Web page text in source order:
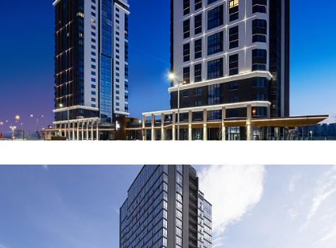
Смотретьпроект